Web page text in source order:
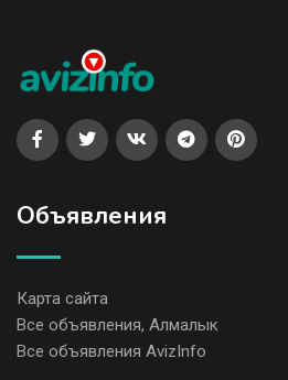
Объявления
Карта сайта
Все объявления, Алмалык
Все объявления AvizInfo